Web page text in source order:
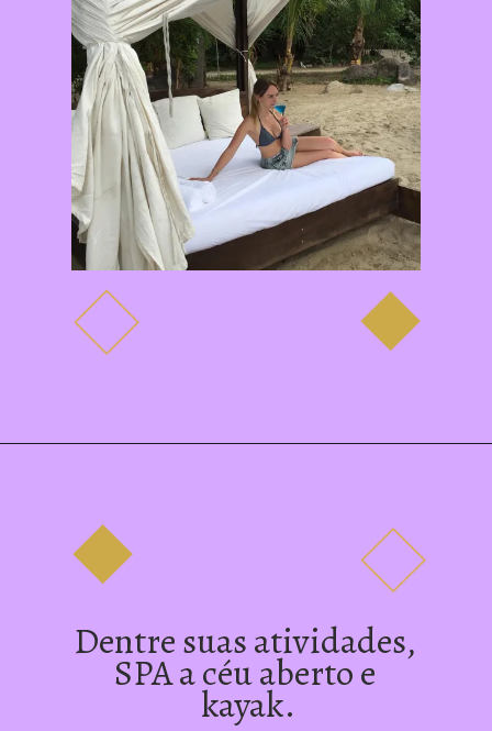
Dentre suas atividades,
SPA a céu aberto e
kayak.